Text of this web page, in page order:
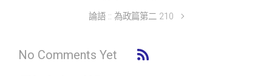
論語 :: 為政篇第二 210
No Comments Yet